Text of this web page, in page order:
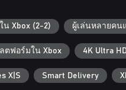
Xbox (2-2) ผู้เล่นหลายคน
ตฟอร์มใน Xbox 4K Ultra
X|S Smart Delivery